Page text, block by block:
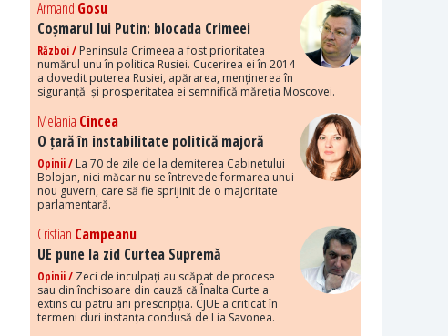
Armand Gosu
Coșmarul lui Putin: blocada Crimeei
Război / Peninsula Crimeea a fost prioritatea
numărul unu în politica Rusiei. Cucerirea ei în 2014
a dovedit puterea Rusiei, apărarea, menținerea în
siguranță și prosperitatea ei semnifică măreția Moscovei.
Melania Cincea
O țară în instabilitate politică majoră
Opinii / La 70 de zile de la demiterea Cabinetului
Bolojan, nici măcar nu se întrevede formarea unui
nou guvern, care să fie sprijinit de o majoritate
parlamentară.
Cristian Campeanu
UE pune la zid Curtea Supremă
Opinii / Zeci de inculpați au scăpat de procese
sau din închisoare din cauză că Înalta Curte a
extins cu patru ani prescripția. CJUE a criticat în
termeni duri instanța condusă de Lia Savonea.